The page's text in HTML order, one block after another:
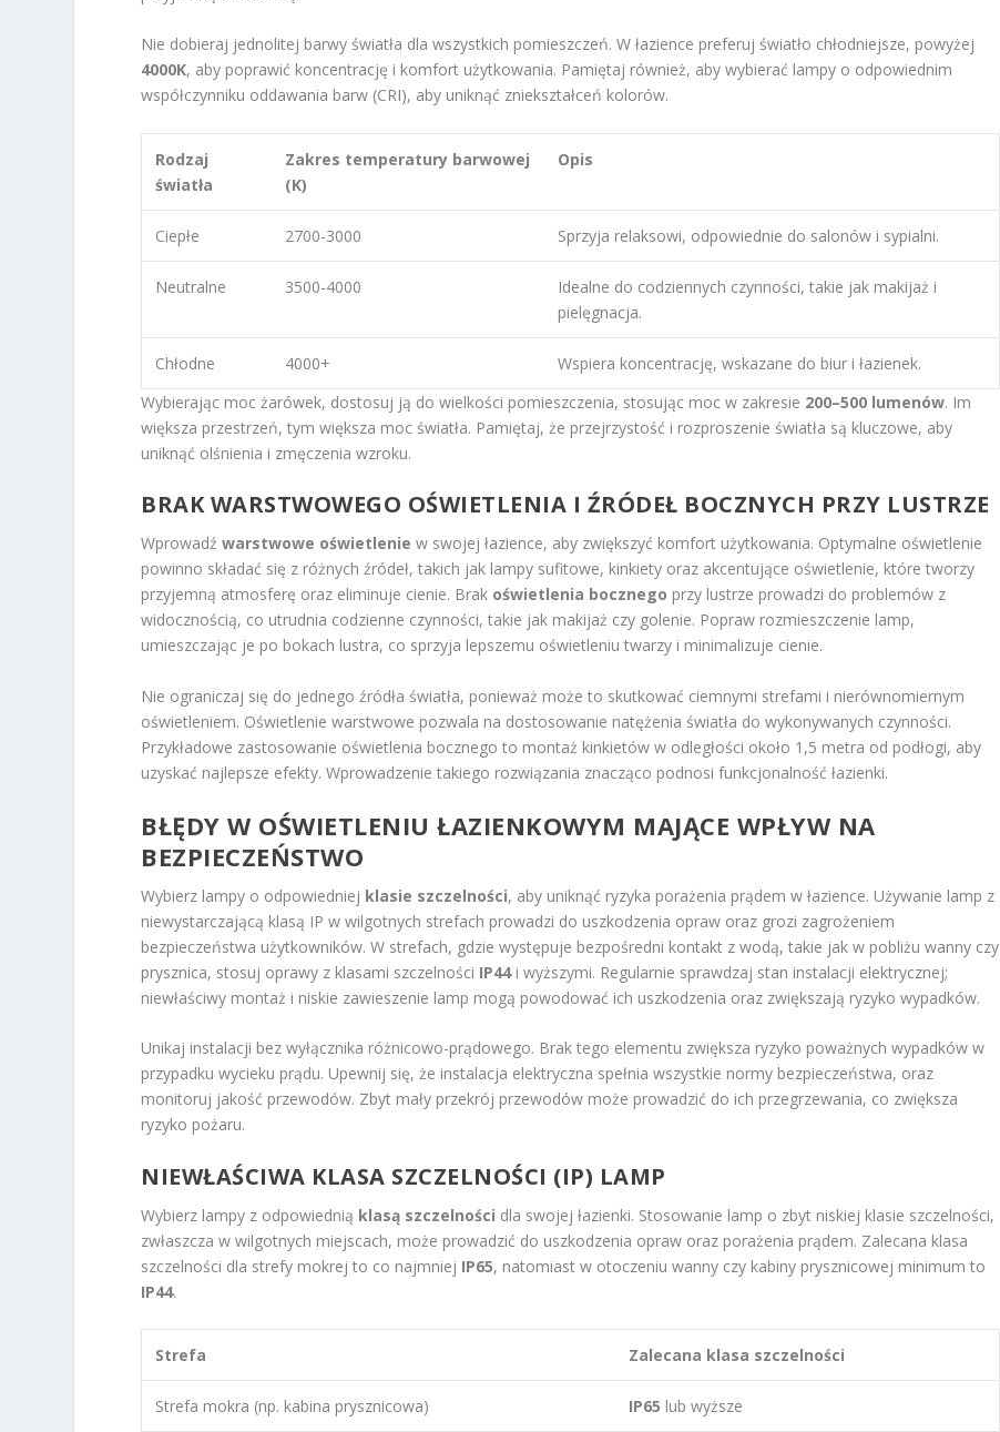
Nie dobieraj jednolitej barwy światła dla wszystkich pomieszczeń. W łazience preferuj światło chłodniejsze, powyżej
4000K, aby poprawić koncentrację i komfort użytkowania. Pamiętaj również, aby wybierać lampy o odpowiednim
współczynniku oddawania barw (CRI), aby uniknąć zniekształceń kolorów.
Rodzaj
światła
Zakres temperatury barwowej
(K)
Opis
Ciepłe 2700-3000 Sprzyja relaksowi, odpowiednie do salonów i sypialni.
Neutralne 3500-4000
Idealne do codziennych czynności, takie jak makijaż i
pielęgnacja.
Chłodne 4000+
Wspiera koncentrację, wskazane do biur i łazienek.
Wybierając moc żarówek, dostosuj ją do wielkości pomieszczenia, stosując moc w zakresie 200–500 lumenów. Im
większa przestrzeń, tym większa moc światła. Pamiętaj, że przejrzystość i rozproszenie światła są kluczowe, aby
uniknąć olśnienia i zmęczenia wzroku.
BRAK WARSTWOWEGO OŚWIETLENIA I ŹRÓDEŁ BOCZNYCH PRZY LUSTRZE
Wprowadźwarstwowe oświetlenie w swojej łazience, aby zwiększyć komfort użytkowania. Optymalne oświetlenie
powinno składać się z różnych źródeł, takich jak lampy sufitowe, kinkiety oraz akcentujące oświetlenie, które tworzy
przyjemną atmosferę oraz eliminuje cienie. Brak oświetlenia bocznego przy lustrze prowadzi do problemów z
widocznością, co utrudnia codzienne czynności, takie jak makijaż czy golenie. Popraw rozmieszczenie lamp,
umieszczając je po bokach lustra, co sprzyja lepszemu oświetleniu twarzy i minimalizuje cienie.
Nie ograniczaj się do jednego źródła światła, ponieważ może to skutkować ciemnymi strefami i nierównomiernym
oświetleniem. Oświetlenie warstwowe pozwala na dostosowanie natężenia światła do wykonywanych czynności.
Przykładowe zastosowanie oświetlenia bocznego to montaż kinkietów w odległości około 1,5 metra od podłogi, aby
uzyskać najlepsze efekty. Wprowadzenie takiego rozwiązania znacząco podnosi funkcjonalność łazienki.
BŁĘDY W OŚWIETLENIU ŁAZIENKOWYM MAJĄCE WPŁYW NA
BEZPIECZEŃSTWO
Wybierz lampy o odpowiedniej klasie szczelności, aby uniknąć ryzyka porażenia prądem w łazience. Używanie lamp z
niewystarczającą klasą IP w wilgotnych strefach prowadzi do uszkodzenia opraw oraz grozi zagrożeniem
bezpieczeństwa użytkowników. W strefach, gdzie występuje bezpośredni kontakt z wodą, takie jak w pobliżu wanny czy
prysznica, stosuj oprawy z klasami szczelności IP44i wyższymi. Regularnie sprawdzaj stan instalacji elektrycznej;
niewłaściwy montaż i niskie zawieszenie lamp mogą powodować ich uszkodzenia oraz zwiększają ryzyko wypadków.
Unikaj instalacji bez wyłącznika różnicowo-prądowego. Brak tego elementu zwiększa ryzyko poważnych wypadków w
przypadku wycieku prądu. Upewnij się, że instalacja elektryczna spełnia wszystkie normy bezpieczeństwa, oraz
monitoruj jakość przewodów. Zbyt mały przekrój przewodów może prowadzić do ich przegrzewania, co zwiększa
ryzyko pożaru.
NIEWŁAŚCIWA KLASA SZCZELNOŚCI (IP) LAMP
Wybierz lampy z odpowiednią klasą szczelności dla swojej łazienki. Stosowanie lamp o zbyt niskiej klasie szczelności,
zwłaszcza w wilgotnych miejscach, może prowadzić do uszkodzenia opraw oraz porażenia prądem. Zalecana klasa
szczelności dla strefy mokrej to co najmniej IP65, natomiast w otoczeniu wanny czy kabiny prysznicowej minimum to
IP44.
Strefa Zalecana klasa szczelności
Strefa mokra (np. kabina prysznicowa) IP65 lub wyższe